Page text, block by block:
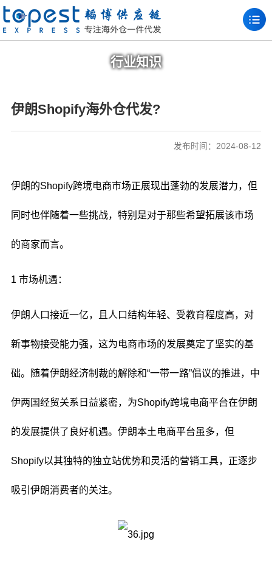
行业知识
伊朗Shopify海外仓代发?
发布时间：2024-08-12
伊朗的Shopify跨境电商市场正展现出蓬勃的发展潜力，但
同时也伴随着一些挑战，特别是对于那些希望拓展该市场
的商家而言。
1 市场机遇：
伊朗人口接近一亿，且人口结构年轻、受教育程度高，对
新事物接受能力强，这为电商市场的发展奠定了坚实的基
础。随着伊朗经济制裁的解除和“一带一路”倡议的推进，中
伊两国经贸关系日益紧密，为Shopify跨境电商平台在伊朗
的发展提供了良好机遇。伊朗本土电商平台虽多，但
Shopify以其独特的独立站优势和灵活的营销工具，正逐步
吸引伊朗消费者的关注。